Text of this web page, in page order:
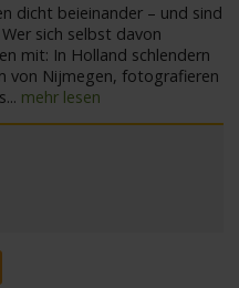
dicht beieinander – und sind
sich selbst davon
mit: In Holland schlendern
von Nijmegen, fotografieren
... mehr lesen